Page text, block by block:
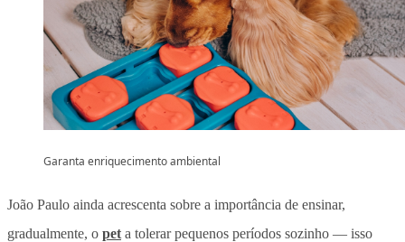
Garanta enriquecimento ambiental
João Paulo ainda acrescenta sobre a importância de ensinar,
gradualmente, o pet a tolerar pequenos períodos sozinho — isso